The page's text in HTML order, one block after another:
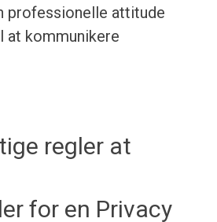
professionelle attitude
at kommunikere
regler at
for en Privacy